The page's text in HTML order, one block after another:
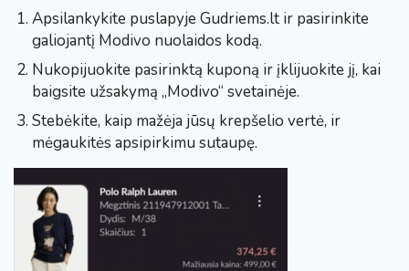
Apsilankykite puslapyje Gudriems.lt ir pasirinkite
galiojantį Modivo nuolaidos kodą.
Nukopijuokite pasirinktą kuponą ir įklijuokite jį, kai
baigsite užsakymą „Modivo“ svetainėje.
Stebėkite, kaip mažėja jūsų krepšelio vertė, ir
mėgaukitės apsipirkimu sutaupę.